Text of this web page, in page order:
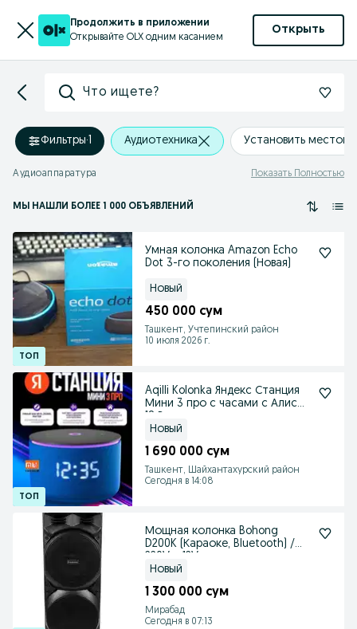
Продолжить в приложении
Открывайте OLX одним касанием
Открыть
Что ищете?
Фильтры·1 Аудиотехника Установить
Аудиоаппаратура Показать Полностью
МЫ НАШЛИ БОЛЕЕ 1 000 ОБЪЯВЛЕНИЙ
Умная колонка Amazon Echo
Dot 3-го поколения (Новая)
Новый
450 000 сум
Ташкент, Учтепинский район
10 июля 2026 г.
Aqilli Kolonka Яндекс Станция
Мини 3 про с часами с Алисой
Новый
1 690 000 сум
Ташкент, Шайхантахурский район
Сегодня в 14:08
Мощная колонка Bohong
D200K (Караоке, Bluetooth) /
Новый
1 300 000 сум
Мирабад
Сегодня в 07:13